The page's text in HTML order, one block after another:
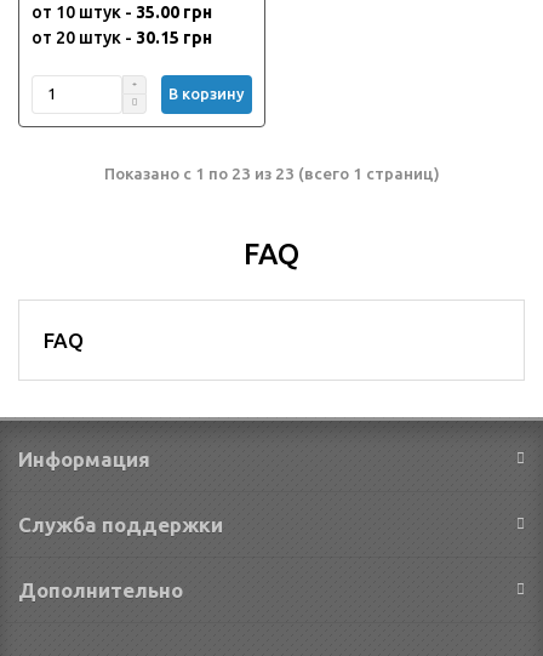
от 10 штук - 35.00 грн
от 20 штук - 30.15 грн
В корзину
Показано с 1 по 23 из 23 (всего 1 страниц)
FAQ
FAQ
Информация
Служба поддержки
Дополнительно